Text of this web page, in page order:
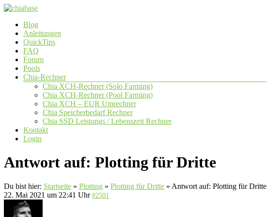
Zum
springen
chiabase
CHIA
Info-
Community
Seite
Menü
Blog
Anleitungen
QuickTips
FAQ
Forum
Pools
Chia-Rechner
Chia XCH-Rechner (Solo Farming)
Chia XCH-Rechner (Pool Farming)
Chia XCH – EUR Umrechner
Chia Speicherbedarf Rechner
Chia SSD Leistungs / Lebenszeit Rechner
Kontakt
Login
Antwort auf: Plotting für Dritte
Du bist hier: Startseite » Plotting » Plotting für Dritte » Antwort auf: Plotting für Dritte
22. Mai 2021 um 22:41 Uhr #2501